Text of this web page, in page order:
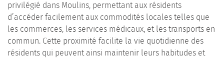
privilégié dans Moulins, permettant aux résidents
d’accéder facilement aux commodités locales telles que
les commerces, les services médicaux, et les transports en
commun. Cette proximité facilite la vie quotidienne des
résidents qui peuvent ainsi maintenir leurs habitudes et